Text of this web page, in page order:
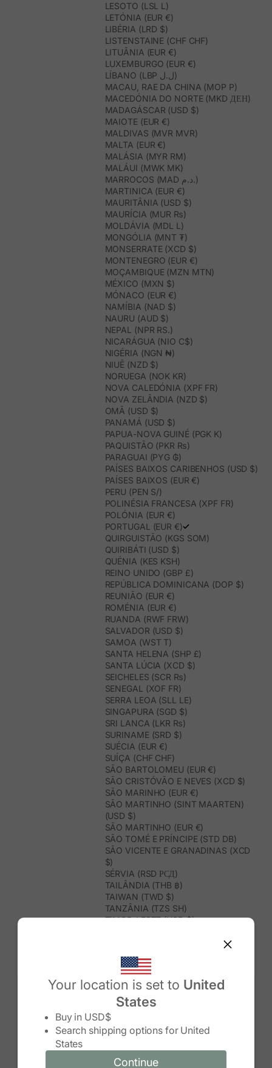
Your location is set to United
States
Buy in USD$
Search shipping options for United
States
Continue
Change country/region
Continue
LESOTO (LSL L)
LETÓNIA (EUR €)
LIBÉRIA (LRD $)
LISTENSTAINE (CHF CHF)
LITUÂNIA (EUR €)
LUXEMBURGO (EUR €)
LÍBANO (LBP ل.ل)
MACAU, RAE DA CHINA (MOP P)
MACEDÓNIA DO NORTE (MKD ДЕН)
MADAGÁSCAR (USD $)
MAIOTE (EUR €)
MALDIVAS (MVR MVR)
MALTA (EUR €)
MALÁSIA (MYR RM)
MALÁUI (MWK MK)
MARROCOS (MAD د.م.)
MARTINICA (EUR €)
MAURITÂNIA (USD $)
MAURÍCIA (MUR ₨)
MOLDÁVIA (MDL L)
MONGÓLIA (MNT ₮)
MONSERRATE (XCD $)
MONTENEGRO (EUR €)
MOÇAMBIQUE (MZN MTN)
MÉXICO (MXN $)
MÓNACO (EUR €)
NAMÍBIA (NAD $)
NAURU (AUD $)
NEPAL (NPR RS.)
NICARÁGUA (NIO C$)
NIGÉRIA (NGN ₦)
NIUÊ (NZD $)
NORUEGA (NOK KR)
NOVA CALEDÓNIA (XPF FR)
NOVA ZELÂNDIA (NZD $)
OMÃ (USD $)
PANAMÁ (USD $)
PAPUA-NOVA GUINÉ (PGK K)
PAQUISTÃO (PKR ₨)
PARAGUAI (PYG ₲)
PAÍSES BAIXOS CARIBENHOS (USD $)
PAÍSES BAIXOS (EUR €)
PERU (PEN S/)
POLINÉSIA FRANCESA (XPF FR)
POLÓNIA (EUR €)
PORTUGAL (EUR €)
QUIRGUISTÃO (KGS SOM)
QUIRIBÁTI (USD $)
QUÉNIA (KES KSH)
REINO UNIDO (GBP £)
REPÚBLICA DOMINICANA (DOP $)
REUNIÃO (EUR €)
ROMÉNIA (EUR €)
RUANDA (RWF FRW)
SALVADOR (USD $)
SAMOA (WST T)
SANTA HELENA (SHP £)
SANTA LÚCIA (XCD $)
SEICHELES (SCR ₨)
SENEGAL (XOF FR)
SERRA LEOA (SLL LE)
SINGAPURA (SGD $)
SRI LANCA (LKR ₨)
SURINAME (SRD $)
SUÉCIA (EUR €)
SUÍÇA (CHF CHF)
SÃO BARTOLOMEU (EUR €)
SÃO CRISTÓVÃO E NEVES (XCD $)
SÃO MARINHO (EUR €)
SÃO MARTINHO (SINT MAARTEN)
(USD $)
SÃO MARTINHO (EUR €)
SÃO TOMÉ E PRÍNCIPE (STD DB)
SÃO VICENTE E GRANADINAS (XCD
$)
SÉRVIA (RSD РСД)
TAILÂNDIA (THB ฿)
TAIWAN (TWD $)
TANZÂNIA (TZS SH)
TIMOR-LESTE (USD $)
TRINDADE E TOBAGO (TTD $)
TUNÍSIA (USD $)
TURQUEMENISTÃO (USD $)
TURQUIA (TRY ₺)
TUVALU (AUD $)
UGANDA (UGX USH)
URUGUAI (UYU $U)
USBEQUISTÃO (UZS SO'M)
VENEZUELA (USD $)